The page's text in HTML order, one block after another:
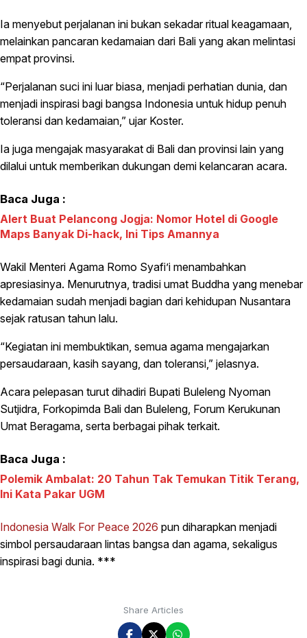
Ia menyebut perjalanan ini bukan sekadar ritual keagamaan,
melainkan pancaran kedamaian dari Bali yang akan melintasi
empat provinsi.
“Perjalanan suci ini luar biasa, menjadi perhatian dunia, dan
menjadi inspirasi bagi bangsa Indonesia untuk hidup penuh
toleransi dan kedamaian,” ujar Koster.
Ia juga mengajak masyarakat di Bali dan provinsi lain yang
dilalui untuk memberikan dukungan demi kelancaran acara.
Baca Juga :
Alert Buat Pelancong Jogja: Nomor Hotel di Google
Maps Banyak Di-hack, Ini Tips Amannya
Wakil Menteri Agama Romo Syafi’i menambahkan
apresiasinya. Menurutnya, tradisi umat Buddha yang menebar
kedamaian sudah menjadi bagian dari kehidupan Nusantara
sejak ratusan tahun lalu.
“Kegiatan ini membuktikan, semua agama mengajarkan
persaudaraan, kasih sayang, dan toleransi,” jelasnya.
Acara pelepasan turut dihadiri Bupati Buleleng Nyoman
Sutjidra, Forkopimda Bali dan Buleleng, Forum Kerukunan
Umat Beragama, serta berbagai pihak terkait.
Baca Juga :
Polemik Ambalat: 20 Tahun Tak Temukan Titik Terang,
Ini Kata Pakar UGM
Indonesia Walk For Peace 2026 pun diharapkan menjadi
simbol persaudaraan lintas bangsa dan agama, sekaligus
inspirasi bagi dunia. ***
Share Articles